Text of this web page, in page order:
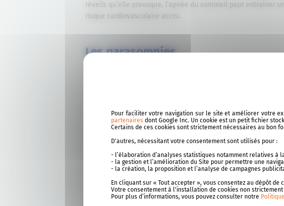
réveils qu’elle provoque, l’apnée du sommeil peut entraîner
risque cardiovasculaire accru.
Les parasomnies
Pendant la nuit, certaines personnes adoptent des
dans la catégorie des parasomnies. Au cours du sommeil lent
Le somnambulisme : des mouvements ou
au réveil ;
dans le cou ou la mâchoire ;
La somniloquie : le fait de parler en dormant en
toujours compréhensibles ;
Les terreurs nocturnes : fréquentes chez l’enfant de
crises de panique (pleurs, cris, rythme cardiaque élevé),
L’énurésie : lorsque l’enfant urine dans son sommeil de
Pour faciliter votre navigation sur le site et améliorer votre
partenaires dont Google Inc. Un cookie est un petit fichier
Certains de ces cookies sont strictement nécessaires au bon
D'autres, nécessitant votre consentement sont utilisés pour :
- l’élaboration d’analyses statistiques notamment relatives à
- la gestion et l’amélioration du Site pour permettre une
- la création, la proposition et l’analyse de campagnes
En cliquant sur « Tout accepter », vous consentez au dépôt de
Votre consentement à l'installation de cookies non
Pour plus d’informations, vous pouvez consulter notre